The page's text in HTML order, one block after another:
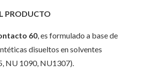
PRODUCTO
60, es formulado a base de
disueltos en solventes
NU 1090, NU1307).